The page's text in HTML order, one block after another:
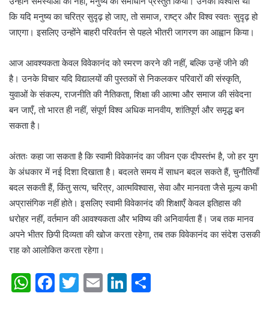
कि यदि मनुष्य का चरित्र सुदृढ़ हो जाए, तो समाज, राष्ट्र और विश्व स्वतः सुदृढ़ हो
जाएगा। इसलिए उन्होंने बाहरी परिवर्तन से पहले भीतरी जागरण का आह्वान किया।
आज आवश्यकता केवल विवेकानंद को स्मरण करने की नहीं, बल्कि उन्हें जीने की
है। उनके विचार यदि विद्यालयों की पुस्तकों से निकलकर परिवारों की संस्कृति,
युवाओं के संकल्प, राजनीति की नैतिकता, शिक्षा की आत्मा और समाज की संवेदना
बन जाएँ, तो भारत ही नहीं, संपूर्ण विश्व अधिक मानवीय, शांतिपूर्ण और समृद्ध बन
सकता है।
अंततः कहा जा सकता है कि स्वामी विवेकानंद का जीवन एक दीपस्तंभ है, जो हर युग
के अंधकार में नई दिशा दिखाता है। बदलते समय में साधन बदल सकते हैं, चुनौतियाँ
बदल सकती हैं, किंतु सत्य, चरित्र, आत्मविश्वास, सेवा और मानवता जैसे मूल्य कभी
अप्रासंगिक नहीं होते। इसलिए स्वामी विवेकानंद की शिक्षाएँ केवल इतिहास की
धरोहर नहीं, वर्तमान की आवश्यकता और भविष्य की अनिवार्यता हैं। जब तक मानव
अपने भीतर छिपी दिव्यता की खोज करता रहेगा, तब तक विवेकानंद का संदेश उसकी
राह को आलोकित करता रहेगा।
W F
T
E
Li